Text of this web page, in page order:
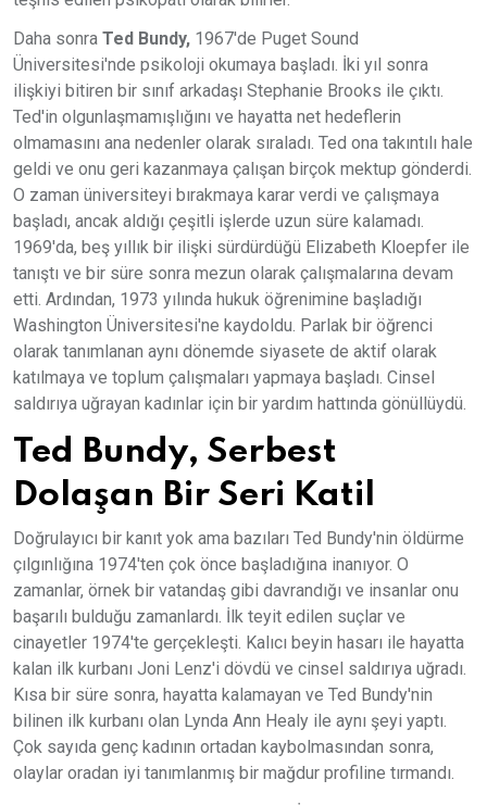
Daha sonra Ted Bundy, 1967'de Puget Sound
Üniversitesi'nde psikoloji okumaya başladı. İki yıl sonra
ilişkiyi bitiren bir sınıf arkadaşı Stephanie Brooks ile çıktı.
Ted'in olgunlaşmamışlığını ve hayatta net hedeflerin
olmamasını ana nedenler olarak sıraladı. Ted ona takıntılı hale
geldi ve onu geri kazanmaya çalışan birçok mektup gönderdi.
O zaman üniversiteyi bırakmaya karar verdi ve çalışmaya
başladı, ancak aldığı çeşitli işlerde uzun süre kalamadı.
1969'da, beş yıllık bir ilişki sürdürdüğü Elizabeth Kloepfer ile
tanıştı ve bir süre sonra mezun olarak çalışmalarına devam
etti. Ardından, 1973 yılında hukuk öğrenimine başladığı
Washington Üniversitesi'ne kaydoldu. Parlak bir öğrenci
olarak tanımlanan aynı dönemde siyasete de aktif olarak
katılmaya ve toplum çalışmaları yapmaya başladı. Cinsel
saldırıya uğrayan kadınlar için bir yardım hattında gönüllüydü.
Ted Bundy, Serbest
Dolaşan Bir Seri Katil
Doğrulayıcı bir kanıt yok ama bazıları Ted Bundy'nin öldürme
çılgınlığına 1974'ten çok önce başladığına inanıyor. O
zamanlar, örnek bir vatandaş gibi davrandığı ve insanlar onu
başarılı bulduğu zamanlardı. İlk teyit edilen suçlar ve
cinayetler 1974'te gerçekleşti. Kalıcı beyin hasarı ile hayatta
kalan ilk kurbanı Joni Lenz'i dövdü ve cinsel saldırıya uğradı.
Kısa bir süre sonra, hayatta kalamayan ve Ted Bundy'nin
bilinen ilk kurbanı olan Lynda Ann Healy ile aynı şeyi yaptı.
Çok sayıda genç kadının ortadan kaybolmasından sonra,
olaylar oradan iyi tanımlanmış bir mağdur profiline tırmandı.